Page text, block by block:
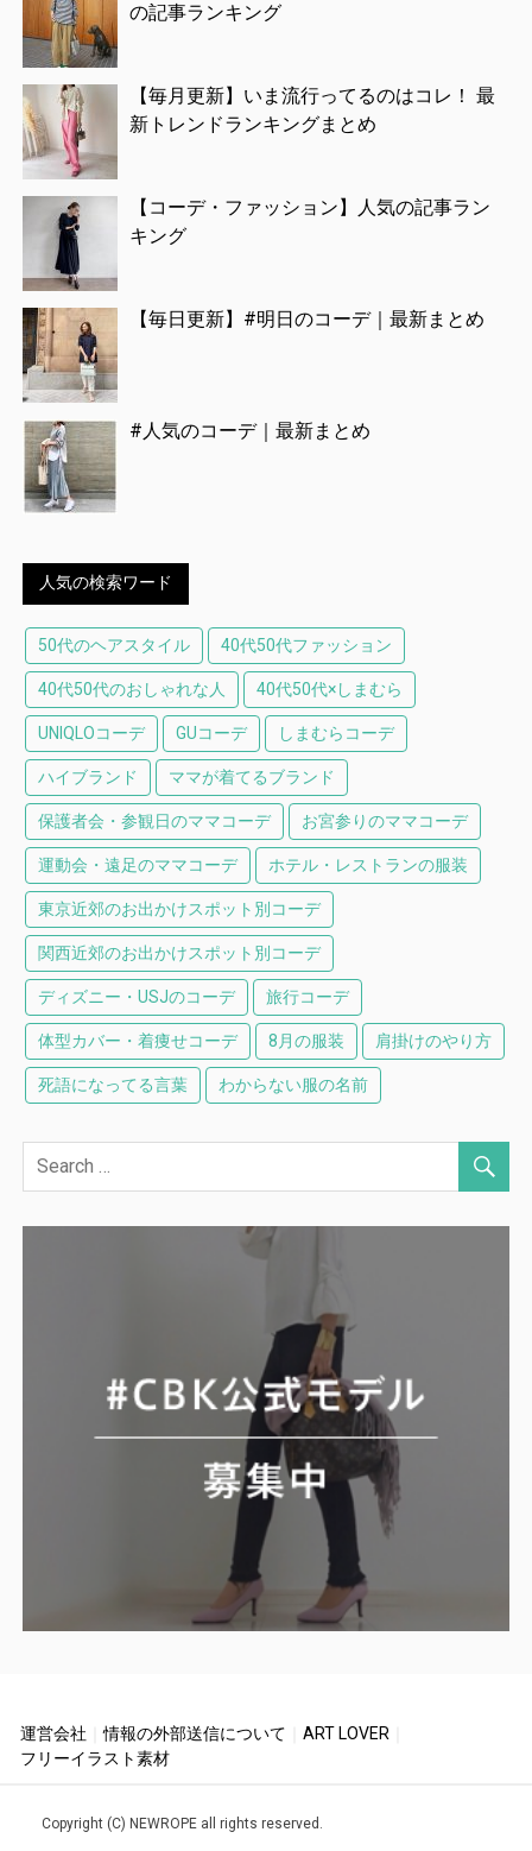
の記事ランキング
【毎月更新】いま流行ってるのはコレ！ 最
新トレンドランキングまとめ
【コーデ・ファッション】人気の記事ラン
キング
【毎日更新】#明日のコーデ｜最新まとめ
#人気のコーデ｜最新まとめ
人気の検索ワード
50代のヘアスタイル 40代50代ファッション
40代50代のおしゃれな人 40代50代×しまむら
UNIQLOコーデ GUコーデ しまむらコーデ
ハイブランド ママが着てるブランド
保護者会・参観日のママコーデ お宮参りのママコーデ
運動会・遠足のママコーデ ホテル・レストランの服装
東京近郊のお出かけスポット別コーデ
関西近郊のお出かけスポット別コーデ
ディズニー・USJのコーデ 旅行コーデ
体型カバー・着痩せコーデ 8月の服装 肩掛けのやり方
死語になってる言葉 わからない服の名前
運営会社 ｜情報の外部送信について ART LOVER
フリーイラスト素材
Copyright (C) NEWROPE all rights reserved.